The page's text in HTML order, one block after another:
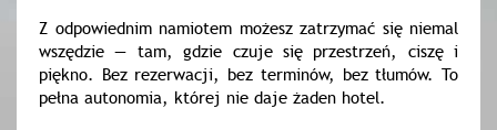
Z odpowiednim namiotem możesz zatrzymać się niemal
wszędzie — tam, gdzie czuje się przestrzeń, ciszę i
piękno. Bez rezerwacji, bez terminów, bez tłumów. To
pełna autonomia, której nie daje żaden hotel.